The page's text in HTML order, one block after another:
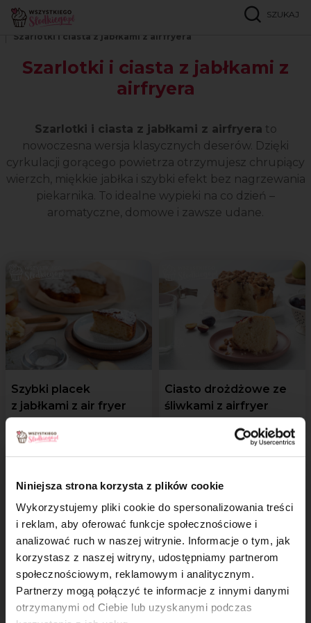
Niniejsza strona korzysta z plików cookie
Wykorzystujemy pliki cookie do spersonalizowania treści
i reklam, aby oferować funkcje społecznościowe i
analizować ruch w naszej witrynie. Informacje o tym, jak
korzystasz z naszej witryny, udostępniamy partnerom
społecznościowym, reklamowym i analitycznym.
Partnerzy mogą połączyć te informacje z innymi danymi
otrzymanymi od Ciebie lub uzyskanymi podczas
SZUKAJ
Strona główna
Szarlotki i ciasta z jabłkami z airfryera
Szarlotki i ciasta z jabłkami z
airfryera
Szarlotki i ciasta z jabłkami z airfryera to
nowoczesna wersja klasycznych deserów. Dzięki
cyrkulacji gorącego powietrza otrzymujesz chrupiący
wierzch, miękkie jabłka i szybki efekt bez nagrzewania
piekarnika. To idealne wypieki na co dzień –
aromatyczne, domowe i zawsze udane.
Szybki placek
z jabłkami z air fryer
Ciasto drożdżowe ze
śliwkami z airfryer
Sypana szarlotka
z airfryer
×